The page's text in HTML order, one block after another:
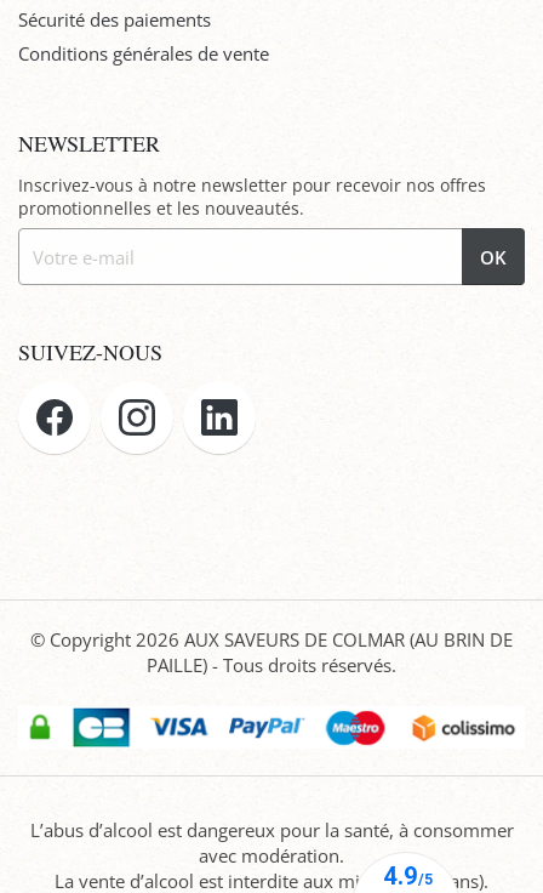
Sécurité des paiements
Conditions générales de vente
NEWSLETTER
Inscrivez-vous à notre newsletter pour recevoir nos offres
promotionnelles et les nouveautés.
OK
SUIVEZ-NOUS
© Copyright 2026 AUX SAVEURS DE COLMAR (AU BRIN DE
PAILLE) - Tous droits réservés.
L’abus d’alcool est dangereux pour la santé, à consommer
avec modération.
La vente d’alcool est interdite aux mineurs (-18 ans).